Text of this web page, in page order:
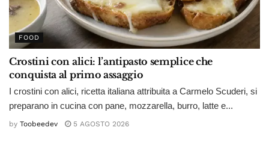
FOOD
Crostini con alici: l’antipasto semplice che
conquista al primo assaggio
I crostini con alici, ricetta italiana attribuita a Carmelo Scuderi, si
preparano in cucina con pane, mozzarella, burro, latte e...
by Toobeedev 5 AGOSTO 2026